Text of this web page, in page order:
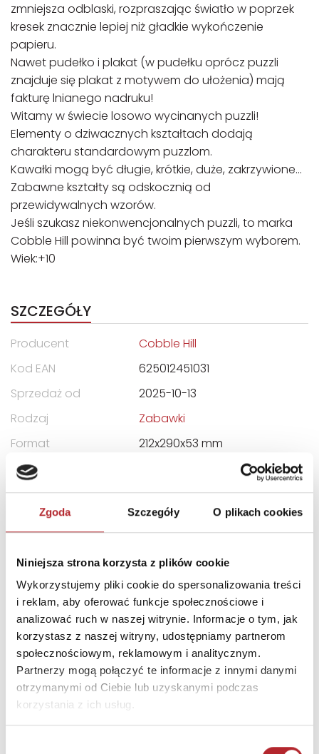
Zgoda Szczegóły O plikach cookies
Niniejsza strona korzysta z plików cookie
Wykorzystujemy pliki cookie do spersonalizowania treści
i reklam, aby oferować funkcje społecznościowe i
analizować ruch w naszej witrynie. Informacje o tym, jak
korzystasz z naszej witryny, udostępniamy partnerom
społecznościowym, reklamowym i analitycznym.
Partnerzy mogą połączyć te informacje z innymi danymi
otrzymanymi od Ciebie lub uzyskanymi podczas
korzystania z ich usług.
zmniejsza odblaski, rozpraszając światło w poprzek
kresek znacznie lepiej niż gładkie wykończenie
papieru.
Nawet pudełko i plakat (w pudełku oprócz puzzli
znajduje się plakat z motywem do ułożenia) mają
fakturę lnianego nadruku!
Witamy w świecie losowo wycinanych puzzli!
Elementy o dziwacznych kształtach dodają
charakteru standardowym puzzlom.
Kawałki mogą być długie, krótkie, duże, zakrzywione…
Zabawne kształty są odskocznią od
przewidywalnych wzorów.
Jeśli szukasz niekonwencjonalnych puzzli, to marka
Cobble Hill powinna być twoim pierwszym wyborem.
Wiek:+10
SZCZEGÓŁY
Producent
Cobble Hill
Kod EAN
625012451031
Sprzedaż od
2025-10-13
Rodzaj
Zabawki
Format
212x290x53 mm
Kategoria wiekowa
Kraj produkcji
US
DANE OSOBY ODPOWIEDZIALNEJ
Nazwa
G3 SPÓŁKA Z
OGRANICZONĄ
ODPOWIEDZIALNOŚCIĄ
SPÓŁKA KOMANDYTOWA
Ulica
ul. Spółdzielców 18A
Kod pocztowy